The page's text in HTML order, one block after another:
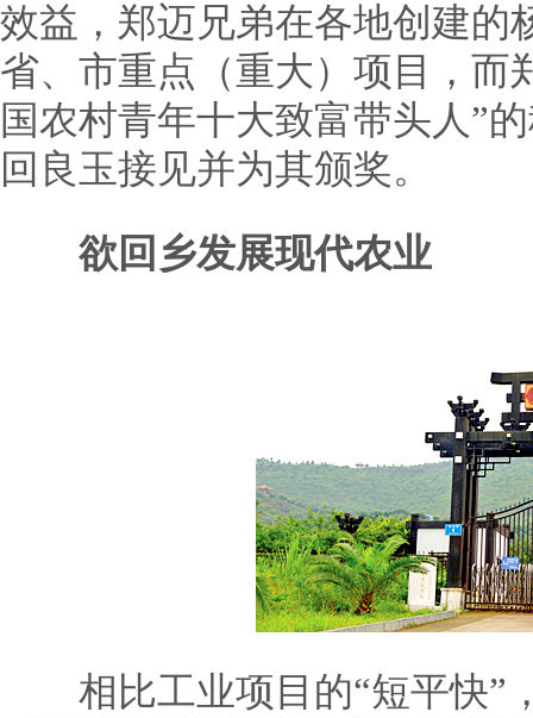
效益，郑迈兄弟在各地创建的
省、市重点（重大）项目，而
国农村青年十大致富带头人”
回良玉接见并为其颁奖。
欲回乡发展现代农业
相比工业项目的“短平快”